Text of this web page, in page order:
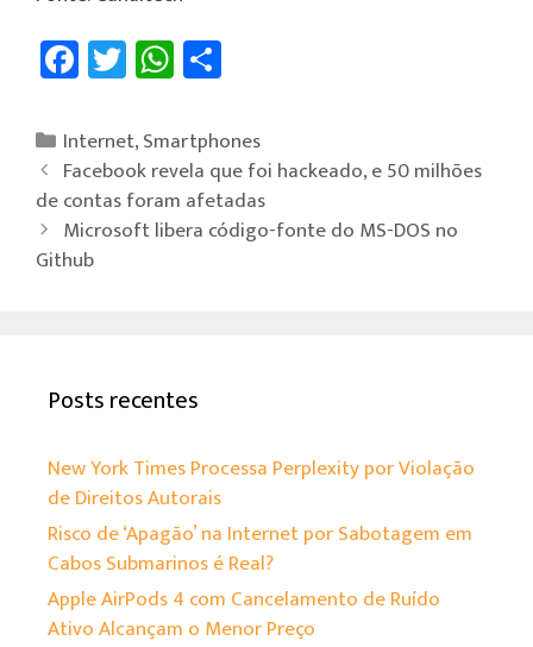
Fa
ce
b
o
ok
T
wi
tt
er
W
h
at
sA
p
p
e
Internet,Smartphones
Facebook revela que foi hackeado, e 50 milhões
de contas foram afetadas
Microsoft libera código-fonte do MS-DOS no
Github
Posts recentes
New York Times Processa Perplexity por Violação
de Direitos Autorais
Risco de ‘Apagão’ na Internet por Sabotagem em
Cabos Submarinos é Real?
Apple AirPods 4 com Cancelamento de Ruído
Ativo Alcançam o Menor Preço